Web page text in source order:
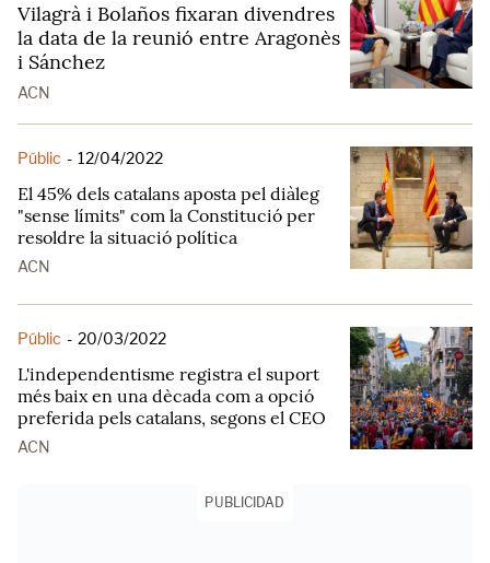
Vilagrà i Bolaños fixaran divendres
la data de la reunió entre Aragonès
i Sánchez
ACN
Públic - 12/04/2022
El 45% dels catalans aposta pel diàleg
"sense límits" com la Constitució per
resoldre la situació política
ACN
Públic - 20/03/2022
L'independentisme registra el suport
més baix en una dècada com a opció
preferida pels catalans, segons el CEO
ACN
PUBLICIDAD